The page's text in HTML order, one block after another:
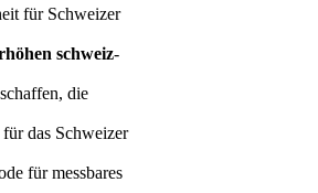
für Schweizer
schweiz-
die
das Schweizer
für messbares